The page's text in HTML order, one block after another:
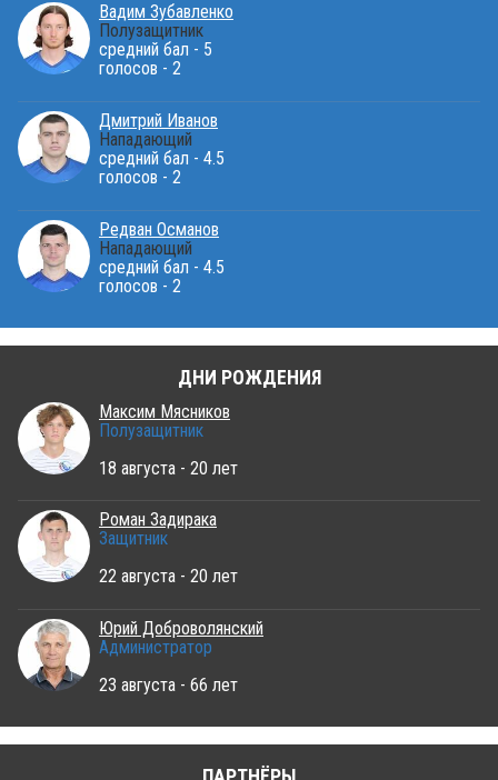
Вадим Зубавленко
Полузащитник
средний бал - 5
голосов - 2
Дмитрий Иванов
Нападающий
средний бал - 4.5
голосов - 2
Редван Османов
Нападающий
средний бал - 4.5
голосов - 2
ДНИ РОЖДЕНИЯ
Максим Мясников
Полузащитник
18 августа - 20 лет
Роман Задирака
Защитник
22 августа - 20 лет
Юрий Доброволянский
Администратор
23 августа - 66 лет